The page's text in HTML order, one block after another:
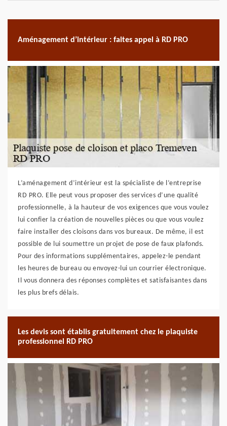
Aménagement d’intérieur : faites appel à RD PRO
L’aménagement d’intérieur est la spécialiste de l’entreprise
RD PRO. Elle peut vous proposer des services d’une qualité
professionnelle, à la hauteur de vos exigences que vous voulez
lui confier la création de nouvelles pièces ou que vous voulez
faire installer des cloisons dans vos bureaux. De même, il est
possible de lui soumettre un projet de pose de faux plafonds.
Pour des informations supplémentaires, appelez-le pendant
les heures de bureau ou envoyez-lui un courrier électronique.
Il vous donnera des réponses complètes et satisfaisantes dans
les plus brefs délais.
Les devis sont établis gratuitement chez le plaquiste
professionnel RD PRO